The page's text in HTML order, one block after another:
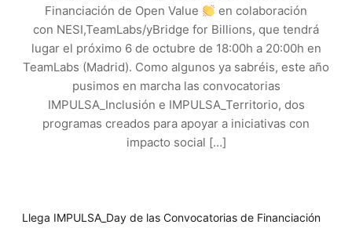
Financiación de Open Value
en colaboración
con NESI,TeamLabs/yBridge for Billions, que tendrá
lugar el próximo 6 de octubre de 18:00h a 20:00h en
TeamLabs (Madrid). Como algunos ya sabréis, este año
pusimos en marcha las convocatorias
IMPULSA_Inclusión e IMPULSA_Territorio, dos
programas creados para apoyar a iniciativas con
impacto social […]
Llega IMPULSA_Day de las Convocatorias de Financiación